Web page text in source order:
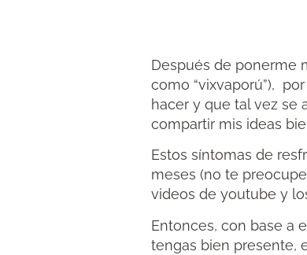
Después de ponerme
como “vixvaporú”),
hacer y que tal vez se
compartir mis ideas
Estos síntomas de
meses (no te
videos de youtube y
Entonces, con base a
tengas bien presente,